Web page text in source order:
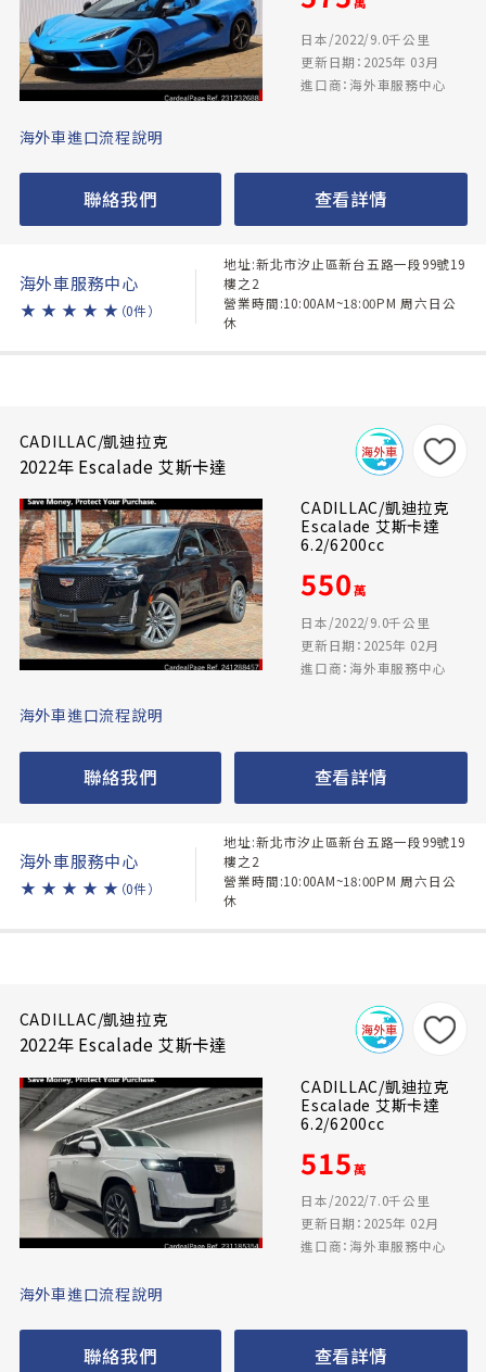
日本/2022/9.0千公里
更新日期：2025年 03月
進口商：海外車服務中心
海外車進口流程說明
聯絡我們 查看詳情
海外車服務中心
★ ★ ★ ★ ★ （0件）
地址:新北市汐止區新台五路一段99號19
樓之2
營業時間:10:00AM~18:00PM 周六日公
休
CADILLAC/凱迪拉克
2022年 Escalade 艾斯卡達
CADILLAC/凱迪拉克
Escalade 艾斯卡達
6.2/6200cc
550萬
日本/2022/9.0千公里
更新日期：2025年 02月
進口商：海外車服務中心
海外車進口流程說明
聯絡我們 查看詳情
海外車服務中心
★ ★ ★ ★ ★ （0件）
地址:新北市汐止區新台五路一段99號19
樓之2
營業時間:10:00AM~18:00PM 周六日公
休
CADILLAC/凱迪拉克
2022年 Escalade 艾斯卡達
CADILLAC/凱迪拉克
Escalade 艾斯卡達
6.2/6200cc
515萬
日本/2022/7.0千公里
更新日期：2025年 02月
進口商：海外車服務中心
海外車進口流程說明
聯絡我們 查看詳情